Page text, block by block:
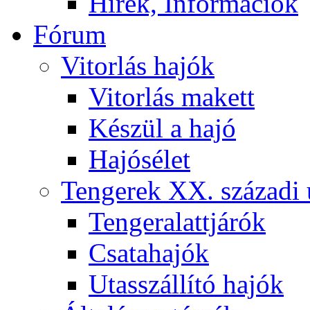
Fórum
Vitorlás hajók
Vitorlás makett
Készül a hajó
Hajósélet
Tengerek XX. századi
Tengeralattjárók
Csatahajók
Utasszállító hajók